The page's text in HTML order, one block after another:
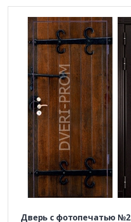
Дверь с фотопечатью №2